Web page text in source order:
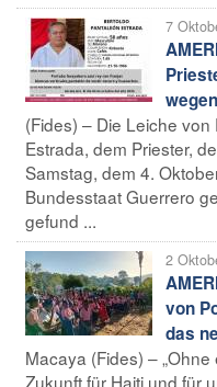
7
(Fides) – Die Leiche
Estrada, dem Priester,
Samstag, dem 4.
Bundesstaat Guerrero
gefund ...
2
von
das
Macaya (Fides) –
Zukunft für Haiti und für